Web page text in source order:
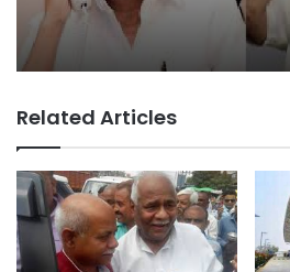
Related Articles